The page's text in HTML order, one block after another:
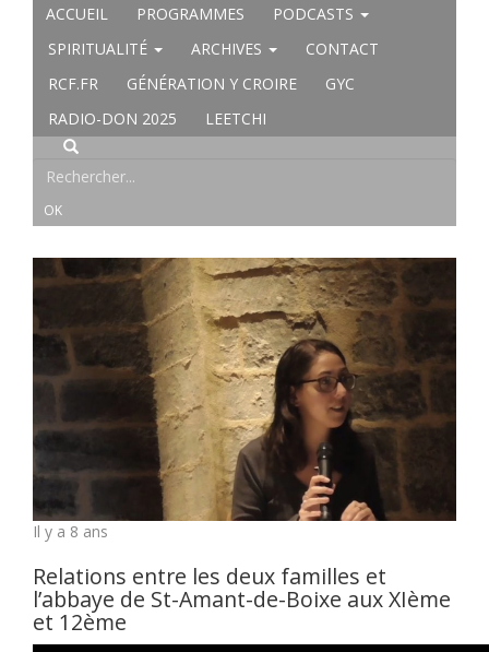
ACCUEIL PROGRAMMES
PODCASTS
SPIRITUALITÉ
ARCHIVES
CONTACT
RCF.FR
GÉNÉRATION Y CROIRE
GYC
RADIO-DON 2025
LEETCHI
Il y a 8 ans
Relations entre les deux familles et
l’abbaye de St-Amant-de-Boixe aux XIème
et 12ème